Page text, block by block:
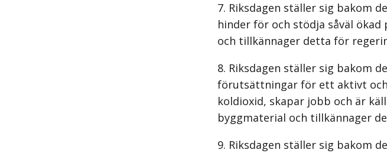
Riksdagen ställer sig bakom
hinder för och stödja såväl
och tillkännager detta för
Riksdagen ställer sig bakom
förutsättningar för ett aktivt
koldioxid, skapar jobb och är
byggmaterial och tillkännager
Riksdagen ställer sig bakom